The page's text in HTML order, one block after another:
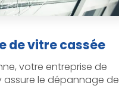
de vitre cassée
votre entreprise de
assure le dépannage de